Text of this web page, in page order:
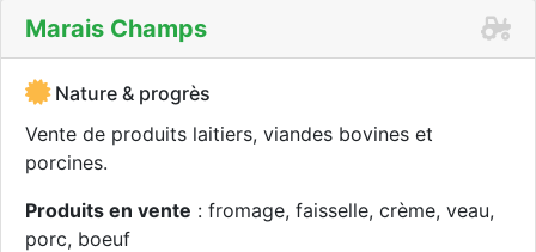
Marais Champs
Nature & progrès
Vente de produits laitiers, viandes bovines et
porcines.
Produits en vente : fromage, faisselle, crème, veau,
porc, boeuf